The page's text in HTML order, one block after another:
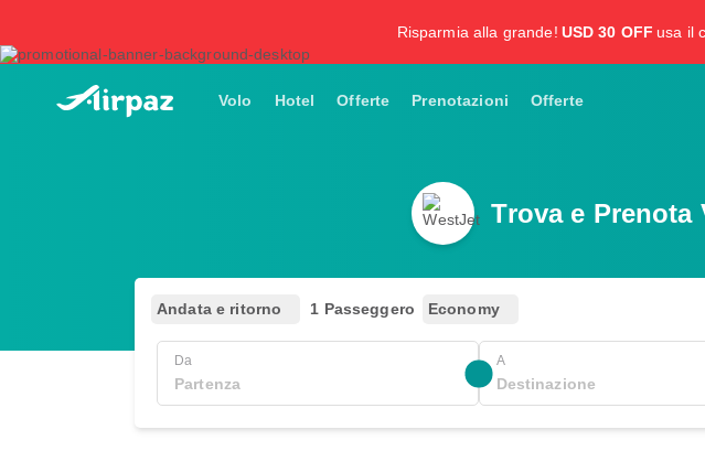
Risparmia alla grande! USD 30 OFF usa il
Volo Hotel Offerte Prenotazioni Offerte
Trova e Prenota
Andata e ritorno 1 Passeggero Economy
Da A